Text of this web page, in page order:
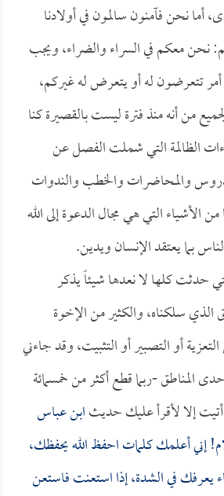
أما نحن فآمنون سالمون في أولادنا
نحن معكم في السراء والضراء، ويجب
تتعرضون له أو يتعرض له غيركم،
من أنه منذ فترة ليست بالقصيرة كنا
الظالمة التي شملت الفصل عن
والمحاضرات والخطب والندوات
الأشياء التي هي مجال الدعوة إلى الله
بما يعتقد الإنسان ويدين.
حدثت كلها لا نعدها شيئاً يذكر
الذي سلكناه، والكثير من الإخوة
أو التصبير أو التثبيت، وقد جاءني
المناطق -ربما قطع أكثر من خمسمائة
إلا لأقرأ عليك حديثابن عباس
إني أعلمك كلمات احفظ الله يحفظك،
يعرفك في الشدة، إذا استعنت فاستعن